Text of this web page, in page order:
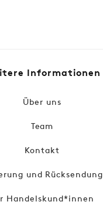
Informationen
Über uns
Team
Kontakt
und Rücksendung
Handelskund*innen